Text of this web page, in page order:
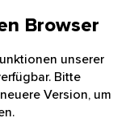
Browser
unserer
Bitte
Version, um